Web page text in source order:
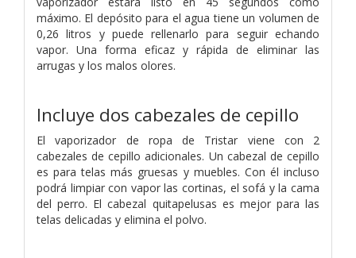
máximo. El depósito para el agua tiene un volumen de
0,26 litros y puede rellenarlo para seguir echando
vapor. Una forma eficaz y rápida de eliminar las
arrugas y los malos olores.
Incluye dos cabezales de cepillo
El vaporizador de ropa de Tristar viene con 2
cabezales de cepillo adicionales. Un cabezal de cepillo
es para telas más gruesas y muebles. Con él incluso
podrá limpiar con vapor las cortinas, el sofá y la cama
del perro. El cabezal quitapelusas es mejor para las
telas delicadas y elimina el polvo.